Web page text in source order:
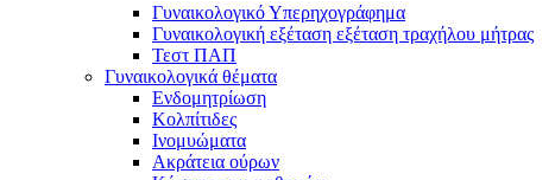
Γυναικολογικό Υπερηχογράφημα
Γυναικολογική εξέταση εξέταση τραχήλου μήτρας
Τεστ ΠΑΠ
Γυναικολογικά θέματα
Ενδομητρίωση
Κολπίτιδες
Ινομυώματα
Ακράτεια ούρων